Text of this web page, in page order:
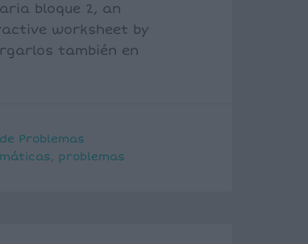
bloque 2, an
worksheet by
también en
Problemas
, problemas